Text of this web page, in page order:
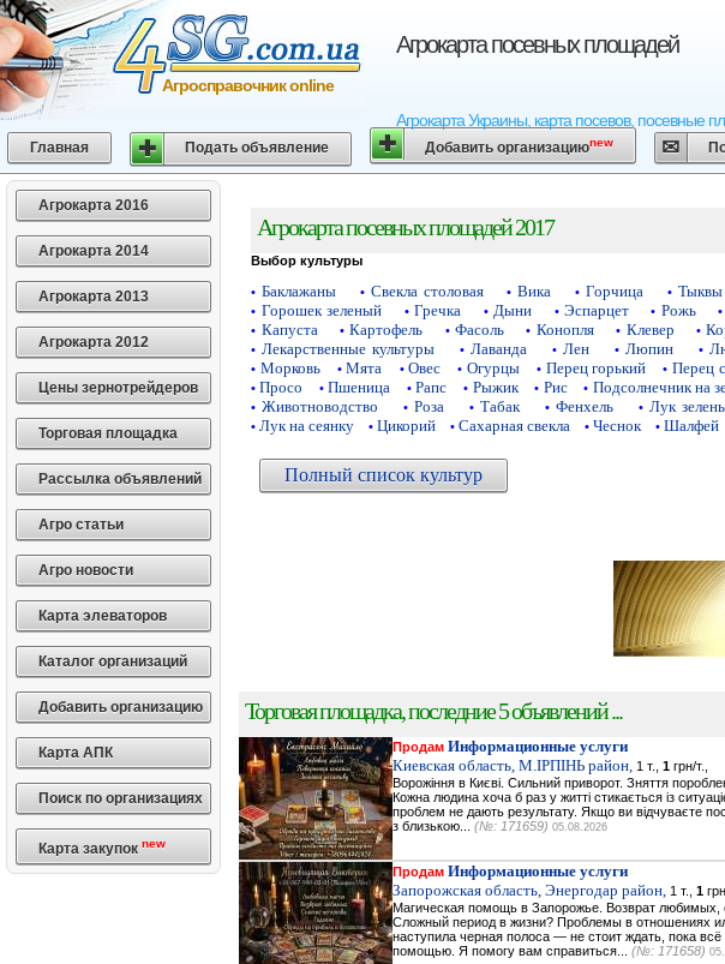
Агрокарта посевных площадей
Агрокарта Украины, карта посевов, посевные
Агросправочник online
Главная Подать объявление Добавить организациюnew
Агрокарта 2016
Агрокарта 2014
Агрокарта 2013
Агрокарта 2012
Цены зернотрейдеров
Торговая площадка
Рассылка объявлений
Агро статьи
Агро новости
Карта элеваторов
Каталог организаций
Добавить организацию
Карта АПК
Поиск по организациях
Карта закупок new
Агрокарта посевных площадей 2017
Выбор культуры
• Баклажаны • Свекла столовая • Вика • Горчица • Тыквы
• Горошек зеленый • Гречка • Дыни • Эспарцет • Рожь •
• Капуста • Картофель • Фасоль • Конопля • Клевер •
• Лекарственные культуры • Лаванда • Лен • Люпин •
• Морковь • Мята • Овес • Огурцы • Перец горький • Перец
• Просо • Пшеница • Рапс • Рыжик • Рис • Подсолнечник на
• Животноводство • Роза • Табак • Фенхель • Лук
• Лук на сеянку • Цикорий • Сахарная свекла • Чеснок • Шалфей
Полный список культур
Торговая площадка, последние 5 объявлений ...
Продам Информационные услуги
Киевская область, М.IРПIНЬ район, 1 т., 1 грн/т.,
Ворожіння в Києві. Сильний приворот. Зняття
Кожна людина хоча б раз у житті стикається із
проблем не дають результату. Якщо ви відчуваєте
з близькою... (№: 171659) 05.08.2026
Продам Информационные услуги
Запорожская область, Энергодар район, 1 т., 1
Магическая помощь в Запорожье. Возврат любимых,
Сложный период в жизни? Проблемы в отношениях
наступила черная полоса — не стоит ждать, пока
помощью. Я помогу вам справиться... (№: 171658)